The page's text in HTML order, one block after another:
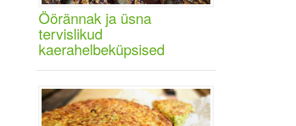
Öörännak ja üsna
tervislikud
kaerahelbeküpsised